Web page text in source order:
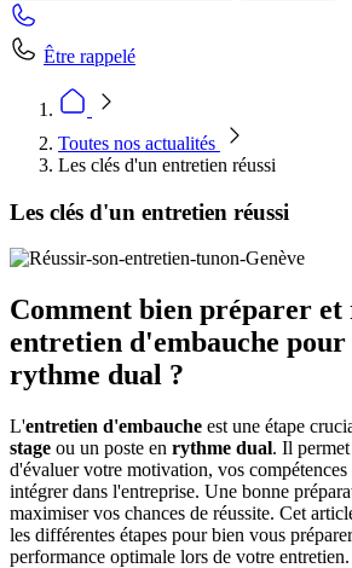
Être rappelé
Toutes nos actualités
Les clés d'un entretien réussi
Les clés d'un entretien réussi
Comment bien préparer et
entretien d'embauche pour
rythme dual ?
L'entretien d'embauche est une étape
stage ou un poste en rythme dual. Il
d'évaluer votre motivation, vos
intégrer dans l'entreprise. Une bonne
maximiser vos chances de réussite. Cet
les différentes étapes pour bien vous
performance optimale lors de votre entretien.